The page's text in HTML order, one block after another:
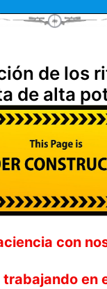
de los
de alta
con
trabajando en